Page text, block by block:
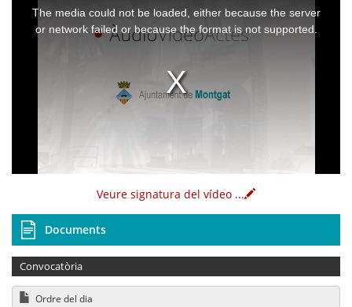
The media could not be loaded, either because the server
or network failed or because the format is not supported.
Veure signatura del vídeo ...
Documents
Convocatòria
Ordre del dia